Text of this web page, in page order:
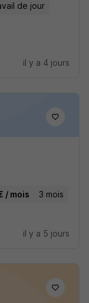
de jour
il y a 4 jours
/ mois 3 mois
il y a 5 jours